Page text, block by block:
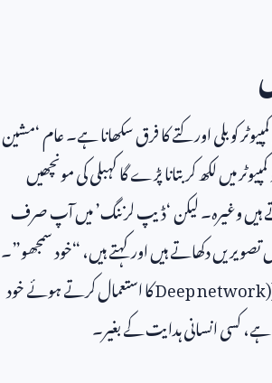
کو بلی اور کتے کا فرق سکھانا ہے۔ عام ‘مشین
میں لکھ کر بتانا پڑے گا کہبلی کی مونچھیں
ہیں وغیرہ۔ لیکن ‘ڈیپ لرننگ’ میں آپ صرف
تصویریں دکھاتے ہیں اور کہتے ہیں، “خود سمجھو”۔
Deep network)کا استعمال کرتے ہوئے خود
ہے، کسی انسانی ہدایت کے بغیر۔